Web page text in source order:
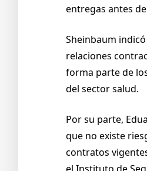
entregas antes
Sheinbaum
relaciones
forma parte de
del sector salud.
Por su parte,
que no existe
contratos